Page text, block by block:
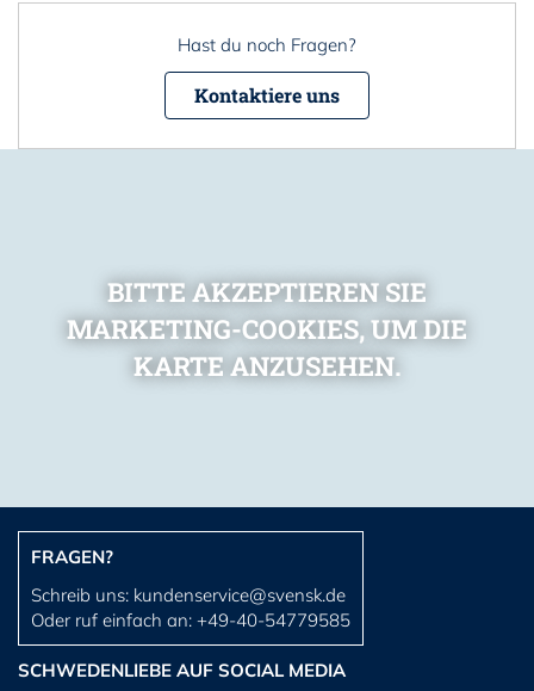
Hast du noch Fragen?
Kontaktiere uns
BITTE AKZEPTIEREN SIE
MARKETING-COOKIES, UM DIE
KARTE ANZUSEHEN.
FRAGEN?
Schreib uns: kundenservice@svensk.de
Oder ruf einfach an: +49-40-54779585
SCHWEDENLIEBE AUF SOCIAL MEDIA